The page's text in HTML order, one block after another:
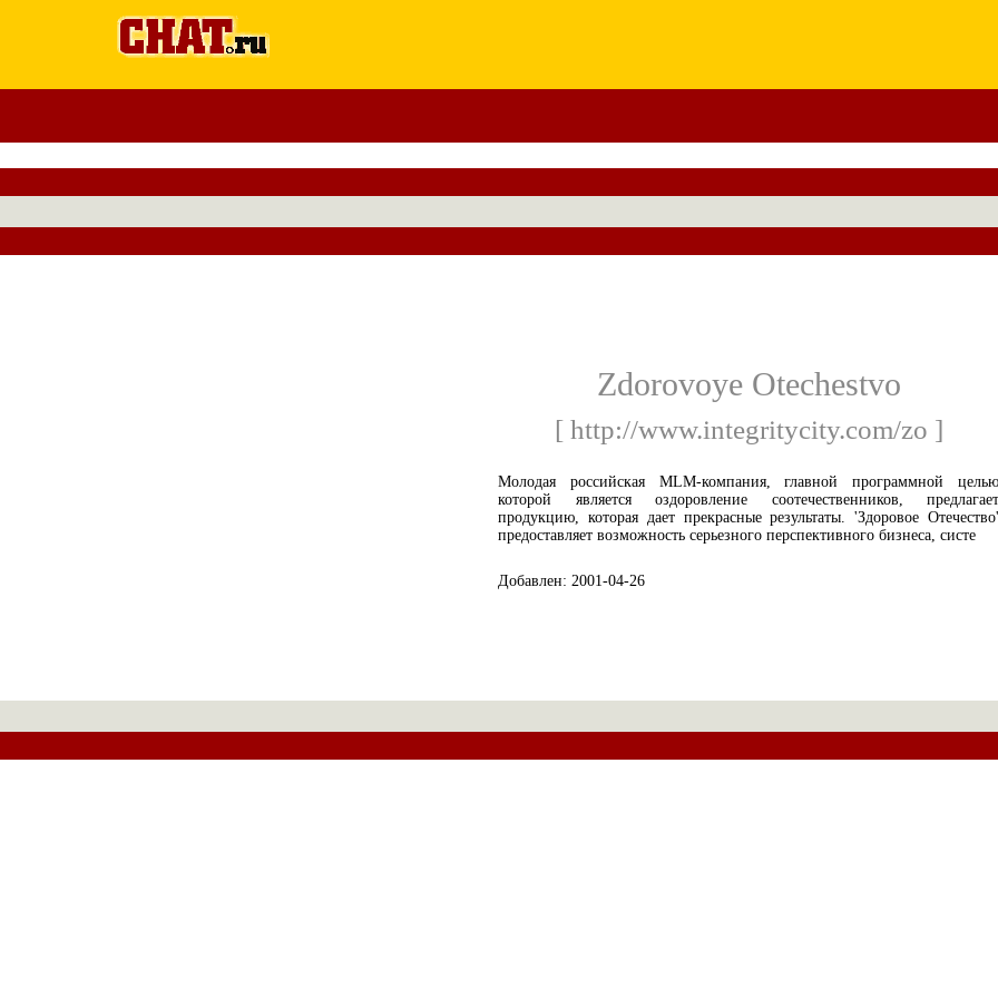
Zdorovoye Otechestvo
[ http://www.integritycity.com/zo ]
Молодая российская MLM-компания, главной программной целью
которой является оздоровление соотечественников, предлагает
продукцию, которая дает прекрасные результаты. 'Здоровое Отечество'
предоставляет возможность серьезного перспективного бизнеса, систе
Добавлен: 2001-04-26